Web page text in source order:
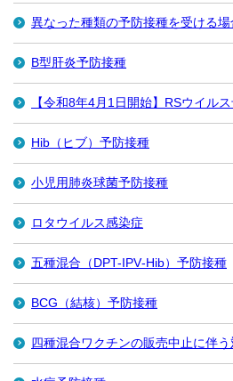
異なった種類の予防接種を受ける
B型肝炎予防接種
【令和8年4月1日開始】RSウイル
Hib（ヒブ）予防接種
小児用肺炎球菌予防接種
ロタウイルス感染症
五種混合（DPT-IPV‐Hib）予防接種
BCG（結核）予防接種
四種混合ワクチンの販売中止に伴